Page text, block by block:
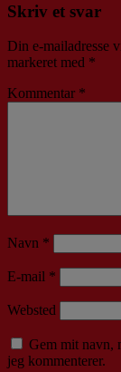
Skriv et svar
Din e-mailadresse
markeret med *
Kommentar *
Navn *
E-mail *
Websted
Gem mit navn,
jeg kommenterer.